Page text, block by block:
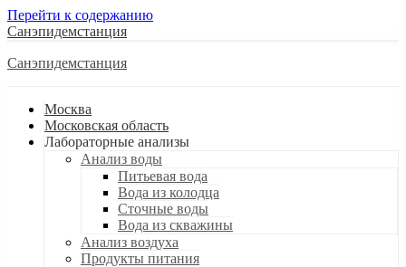
Перейти к содержанию
Санэпидемстанция
Санэпидемстанция
Москва
Московская область
Лабораторные анализы
Анализ воды
Питьевая вода
Вода из колодца
Сточные воды
Вода из скважины
Анализ воздуха
Продукты питания